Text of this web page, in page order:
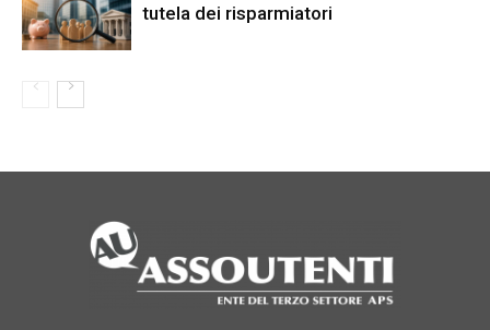
tutela dei risparmiatori